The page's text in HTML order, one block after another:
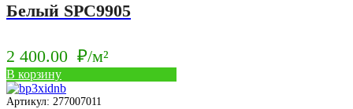
Белый SPC9905
2 400.00 ₽/м²
В корзину
Артикул: 277007011